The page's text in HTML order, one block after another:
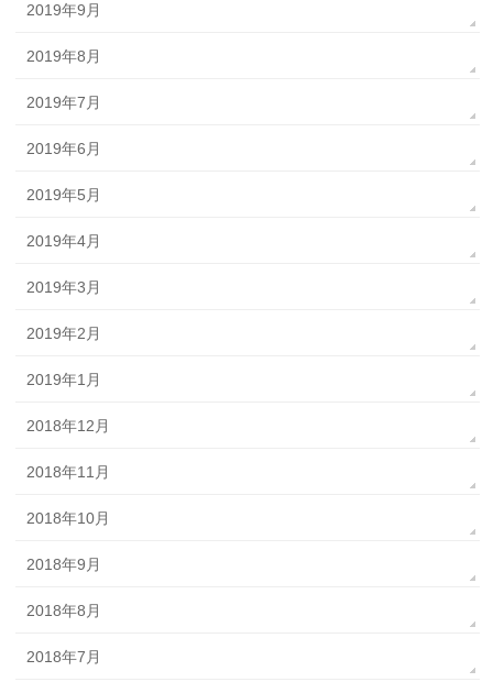
2019年9月
2019年8月
2019年7月
2019年6月
2019年5月
2019年4月
2019年3月
2019年2月
2019年1月
2018年12月
2018年11月
2018年10月
2018年9月
2018年8月
2018年7月